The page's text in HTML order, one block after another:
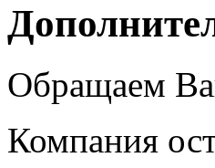
Обращаем
Компания